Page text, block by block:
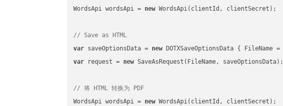
WordsApi wordsApi = new WordsApi(clientId, clientSecret);
// Save as HTML
var saveOptionsData = new DOTXSaveOptionsData { FileName =
var request = new SaveAsRequest(FileName, saveOptionsData);
// 将 HTML 转换为 PDF
WordsApi wordsApi = new WordsApi(clientId, clientSecret);